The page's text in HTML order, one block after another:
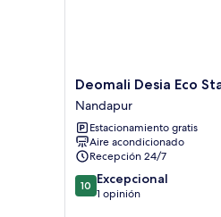
ciudad
ciudad
Deomali
Desia
Eco
Stays
Nandapur
Deomali Desia Eco
Nandapur
Estacionamiento gratis
Aire acondicionado
Recepción 24/7
10.0
de
10 Excepcional
1 opinión